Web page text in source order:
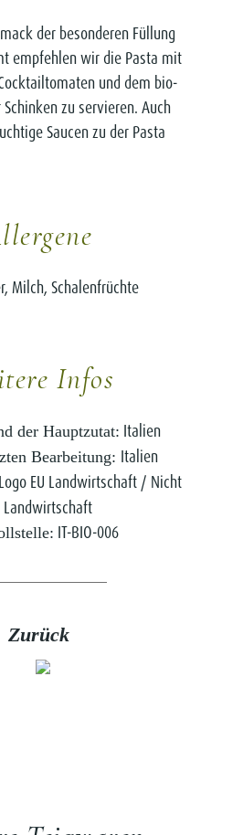
der besonderen Füllung
empfehlen wir die Pasta mit
und dem bio-
zu servieren. Auch
Saucen zu der Pasta
Milch, Schalenfrüchte
Infos
der Hauptzutat: Italien
Bearbeitung: Italien
EU Landwirtschaft / Nicht
Landwirtschaft
IT-BIO-006
Zurück